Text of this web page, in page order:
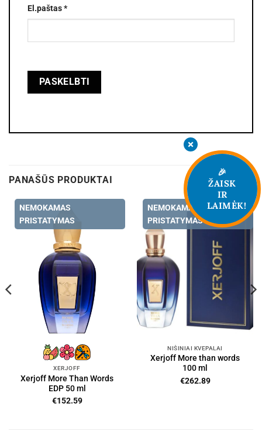
El.paštas*
PANAŠŪS PRODUKTAI
NEMOKAMAS
PRISTATYMAS
XERJOFF
Xerjoff More Than Words
EDP 50 ml
€152.59
NEMOKAMAS
PRISTATYMAS
NIŠINIAI KVEPALAI
Xerjoff More than words
100 ml
€262.89
🎉
ŽAISK
IR
LAIMĖK!